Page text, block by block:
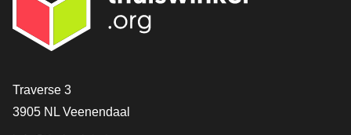
[_General:Contact]
Traverse 3
3905 NL Veenendaal